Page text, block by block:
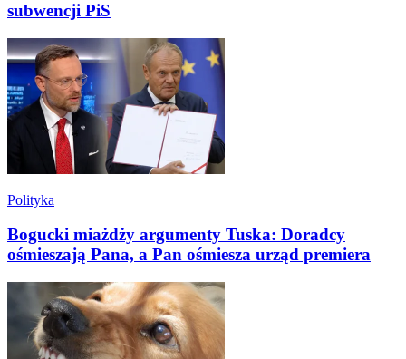
subwencji PiS
Polityka
Bogucki miażdży argumenty Tuska: Doradcy
ośmieszają Pana, a Pan ośmiesza urząd premiera